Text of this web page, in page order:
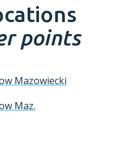
points
Mazowiecki
Maz.